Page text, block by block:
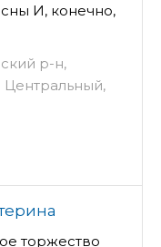
И, конечно,
р-н,
Центральный,
торжество